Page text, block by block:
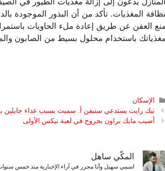
نظافة المغذيات. تأكد من أن البذور الموجودة
منع العفن عن طريق إعادة ملء الحاويات
مغذياتك باستخدام محلول بسيط من الصابون
التصنيفات
الإسكان
نيك رايت يستدعي ستيفن أ. سميث بسبب عداء جايلين
أصيب مايك براون بجروح في لعبة نيكس الأولى
المكّي ساهل
اسمي سهيل وأنا محرر في آراء الإخبارية منذ خمس